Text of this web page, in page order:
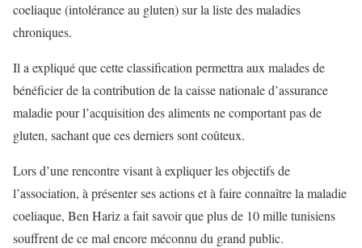
coeliaque (intolérance au gluten) sur la liste des maladies
chroniques.
Il a expliqué que cette classification permettra aux malades de
bénéficier de la contribution de la caisse nationale d’assurance
maladie pour l’acquisition des aliments ne comportant pas de
gluten, sachant que ces derniers sont coûteux.
Lors d’une rencontre visant à expliquer les objectifs de
l’association, à présenter ses actions et à faire connaître la maladie
coeliaque, Ben Hariz a fait savoir que plus de 10 mille tunisiens
souffrent de ce mal encore méconnu du grand public.